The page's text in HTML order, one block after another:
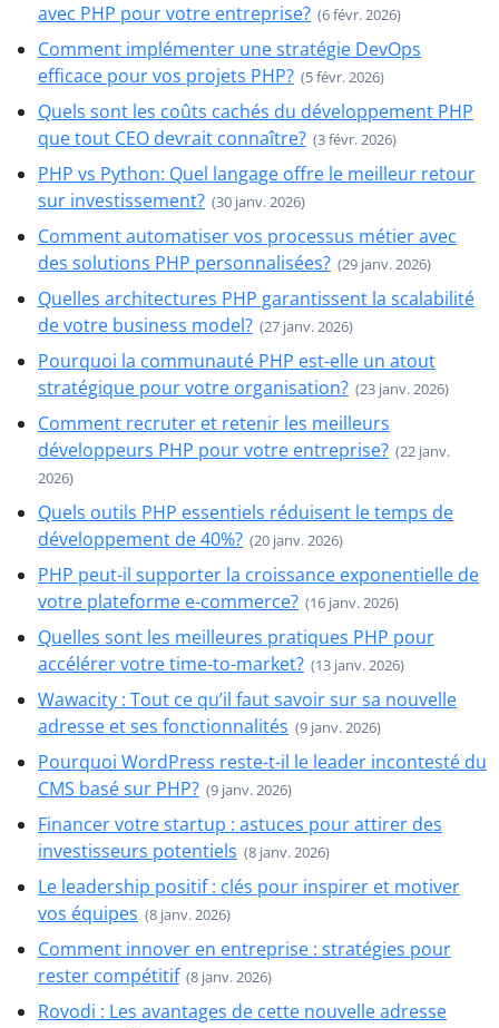
avec PHP pour votre entreprise? (6 févr. 2026)
Comment implémenter une stratégie DevOps
efficace pour vos projets PHP? (5 févr. 2026)
Quels sont les coûts cachés du développement PHP
que tout CEO devrait connaître? (3 févr. 2026)
PHP vs Python: Quel langage offre le meilleur retour
sur investissement? (30 janv. 2026)
Comment automatiser vos processus métier avec
des solutions PHP personnalisées? (29 janv. 2026)
Quelles architectures PHP garantissent la scalabilité
de votre business model? (27 janv. 2026)
Pourquoi la communauté PHP est-elle un atout
stratégique pour votre organisation? (23 janv. 2026)
Comment recruter et retenir les meilleurs
développeurs PHP pour votre entreprise? (22 janv.
2026)
Quels outils PHP essentiels réduisent le temps de
développement de 40%? (20 janv. 2026)
PHP peut-il supporter la croissance exponentielle de
votre plateforme e-commerce? (16 janv. 2026)
Quelles sont les meilleures pratiques PHP pour
accélérer votre time-to-market? (13 janv. 2026)
Wawacity : Tout ce qu’il faut savoir sur sa nouvelle
adresse et ses fonctionnalités (9 janv. 2026)
Pourquoi WordPress reste-t-il le leader incontesté du
CMS basé sur PHP? (9 janv. 2026)
Financer votre startup : astuces pour attirer des
investisseurs potentiels (8 janv. 2026)
Le leadership positif : clés pour inspirer et motiver
vos équipes (8 janv. 2026)
Comment innover en entreprise : stratégies pour
rester compétitif (8 janv. 2026)
Rovodi : Les avantages de cette nouvelle adresse